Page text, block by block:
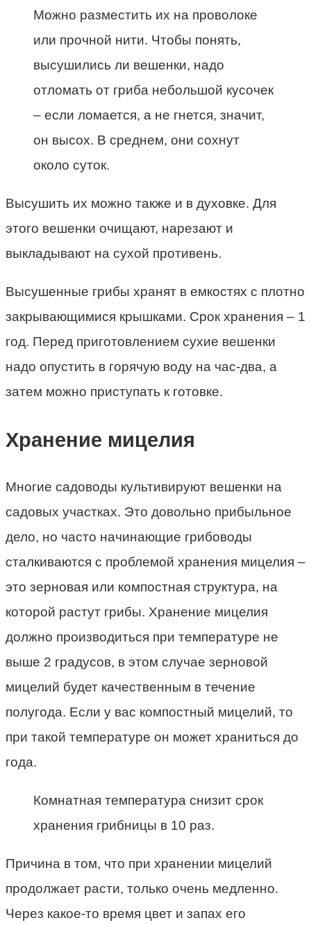
Можно разместить их на проволоке
или прочной нити. Чтобы понять,
высушились ли вешенки, надо
отломать от гриба небольшой кусочек
– если ломается, а не гнется, значит,
он высох. В среднем, они сохнут
около суток.
Высушить их можно также и в духовке. Для
этого вешенки очищают, нарезают и
выкладывают на сухой противень.
Высушенные грибы хранят в емкостях с плотно
закрывающимися крышками. Срок хранения – 1
год. Перед приготовлением сухие вешенки
надо опустить в горячую воду на час-два, а
затем можно приступать к готовке.
Хранение мицелия
Многие садоводы культивируют вешенки на
садовых участках. Это довольно прибыльное
дело, но часто начинающие грибоводы
сталкиваются с проблемой хранения мицелия –
это зерновая или компостная структура, на
которой растут грибы. Хранение мицелия
должно производиться при температуре не
выше 2 градусов, в этом случае зерновой
мицелий будет качественным в течение
полугода. Если у вас компостный мицелий, то
при такой температуре он может храниться до
года.
Комнатная температура снизит срок
хранения грибницы в 10 раз.
Причина в том, что при хранении мицелий
продолжает расти, только очень медленно.
Через какое-то время цвет и запах его